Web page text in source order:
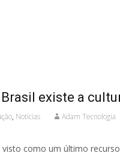
existe a
, Notícias Adam Tecnologia
como um último